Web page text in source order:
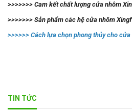
>>>>>>> Cam kết chất lượng cửa nhôm
>>>>>>> Sản phẩm các hệ cửa nhôm
>>>>>> Cách lựa chọn phong thủy cho
TIN TỨC